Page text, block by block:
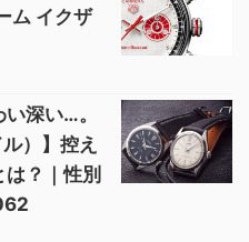
ム イクザ
深い…。
）】控え
？｜性別